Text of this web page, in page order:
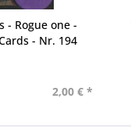
- Rogue one -
- Nr. 194
2,00 € *